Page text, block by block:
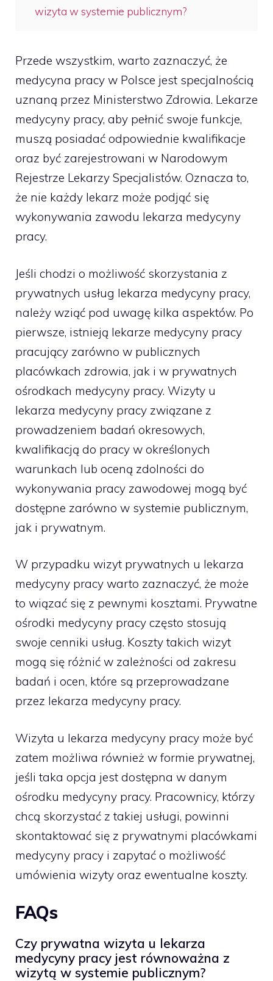
wizyta w systemie publicznym?
Przede wszystkim, warto zaznaczyć, że
medycyna pracy w Polsce jest specjalnością
uznaną przez Ministerstwo Zdrowia. Lekarze
medycyny pracy, aby pełnić swoje funkcje,
muszą posiadać odpowiednie kwalifikacje
oraz być zarejestrowani w Narodowym
Rejestrze Lekarzy Specjalistów. Oznacza to,
że nie każdy lekarz może podjąć się
wykonywania zawodu lekarza medycyny
pracy.
Jeśli chodzi o możliwość skorzystania z
prywatnych usług lekarza medycyny pracy,
należy wziąć pod uwagę kilka aspektów. Po
pierwsze, istnieją lekarze medycyny pracy
pracujący zarówno w publicznych
placówkach zdrowia, jak i w prywatnych
ośrodkach medycyny pracy. Wizyty u
lekarza medycyny pracy związane z
prowadzeniem badań okresowych,
kwalifikacją do pracy w określonych
warunkach lub oceną zdolności do
wykonywania pracy zawodowej mogą być
dostępne zarówno w systemie publicznym,
jak i prywatnym.
W przypadku wizyt prywatnych u lekarza
medycyny pracy warto zaznaczyć, że może
to wiązać się z pewnymi kosztami. Prywatne
ośrodki medycyny pracy często stosują
swoje cenniki usług. Koszty takich wizyt
mogą się różnić w zależności od zakresu
badań i ocen, które są przeprowadzane
przez lekarza medycyny pracy.
Wizyta u lekarza medycyny pracy może być
zatem możliwa również w formie prywatnej,
jeśli taka opcja jest dostępna w danym
ośrodku medycyny pracy. Pracownicy, którzy
chcą skorzystać z takiej usługi, powinni
skontaktować się z prywatnymi placówkami
medycyny pracy i zapytać o możliwość
umówienia wizyty oraz ewentualne koszty.
FAQs
Czy prywatna wizyta u lekarza
medycyny pracy jest równoważna z
wizytą w systemie publicznym?